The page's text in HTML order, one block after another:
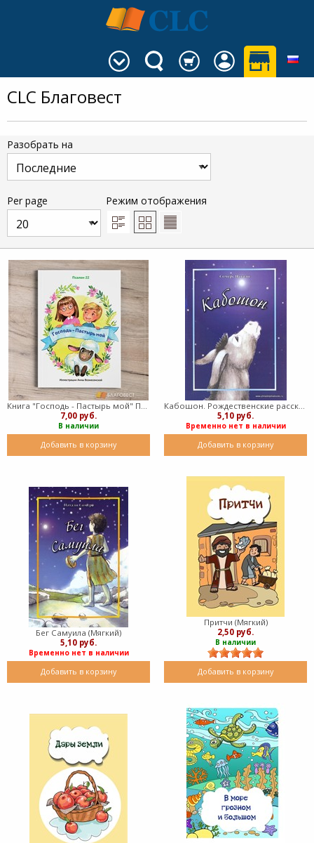
CLC Благовест
Разобрать на
Per page Режим отображения
7,00 руб.
В наличии
Добавить в корзину
5,10 руб.
Временно нет в наличии
Добавить в корзину
Бег Самуила (Мягкий)
5,10 руб.
Временно нет в наличии
Добавить в корзину
Притчи (Мягкий)
2,50 руб.
В наличии
Добавить в корзину